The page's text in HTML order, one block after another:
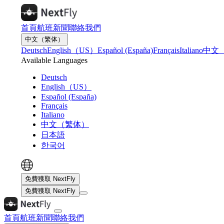
首頁航班新聞聯絡我們
中文（繁体）
DeutschEnglish（US） Español (España)FrançaisItaliano中文
Available Languages
Deutsch
English（US）
Español (España)
Français
Italiano
中文（繁体）
日本語
한국어
免費獲取 NextFly
免費獲取 NextFly
首頁航班新聞聯絡我們